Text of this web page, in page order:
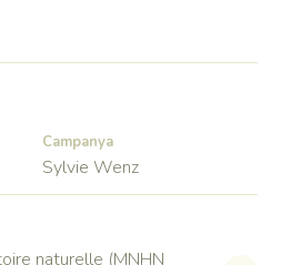
Campanya
Sylvie Wenz
naturelle (MNHN